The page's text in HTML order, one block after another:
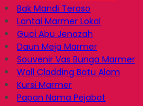
Bak Mandi Teraso
Lantai Marmer Lokal
Guci Abu Jenazah
Daun Meja Marmer
Souvenir Vas Bunga Marmer
Wall Cladding Batu Alam
Kursi Marmer
Papan Nama Pejabat